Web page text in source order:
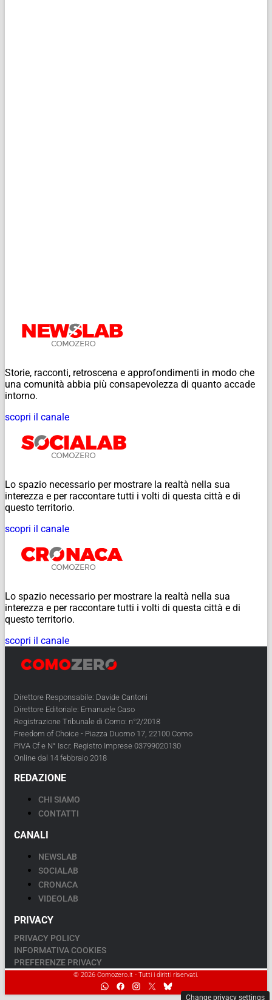
Storie, racconti, retroscena e approfondimenti in modo che
una comunità abbia più consapevolezza di quanto accade
intorno.
scopri il canale
Lo spazio necessario per mostrare la realtà nella sua
interezza e per raccontare tutti i volti di questa città e di
questo territorio.
scopri il canale
Lo spazio necessario per mostrare la realtà nella sua
interezza e per raccontare tutti i volti di questa città e di
questo territorio.
scopri il canale
Direttore Responsabile: Davide Cantoni
Direttore Editoriale: Emanuele Caso
Registrazione Tribunale di Como: n°2/2018
Freedom of Choice - Piazza Duomo 17, 22100 Como
PIVA Cf e N° Iscr. Registro Imprese 03799020130
Online dal 14 febbraio 2018
REDAZIONE
CHI SIAMO
CONTATTI
CANALI
NEWSLAB
SOCIALAB
CRONACA
VIDEOLAB
PRIVACY
PRIVACY POLICY
INFORMATIVA COOKIES
PREFERENZE PRIVACY
© 2026 Comozero.it - Tutti i diritti riservati.
Change privacy settings